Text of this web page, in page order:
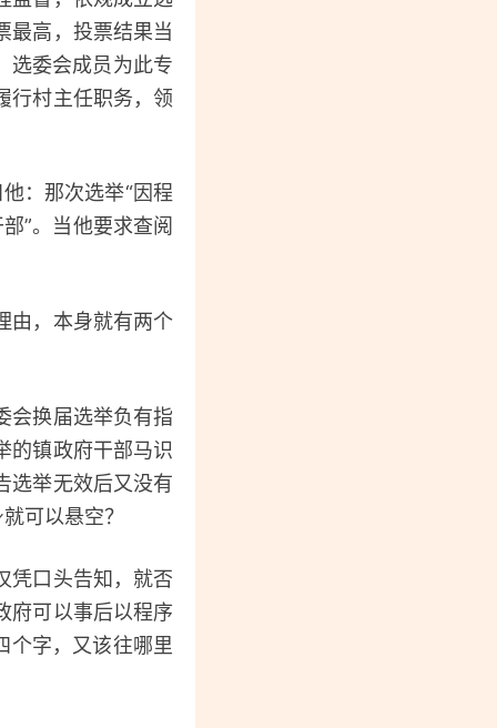
最高，投票结果当
选委会成员为此专
行村主任职务，领
：那次选举“因程
”。当他要求查阅
，本身就有两个
换届选举负有指
的镇政府干部马识
选举无效后又没有
可以悬空？
口头告知，就否
府可以事后以程序
个字，又该往哪里